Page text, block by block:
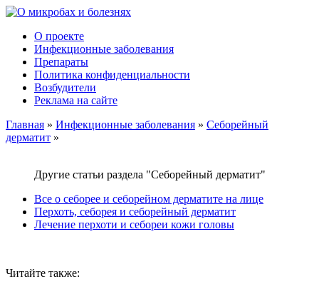
О проекте
Инфекционные заболевания
Препараты
Политика конфиденциальности
Возбудители
Реклама на сайте
Главная » Инфекционные заболевания » Себорейный
дерматит »
Другие статьи раздела "Себорейный дерматит"
Все о себорее и себорейном дерматите на лице
Перхоть, себорея и себорейный дерматит
Лечение перхоти и себореи кожи головы
Читайте также: